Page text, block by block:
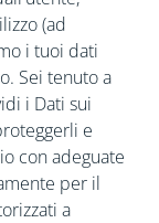
(ad
i tuoi dati
Sei tenuto a
i Dati sui
e
con adeguate
per il
a